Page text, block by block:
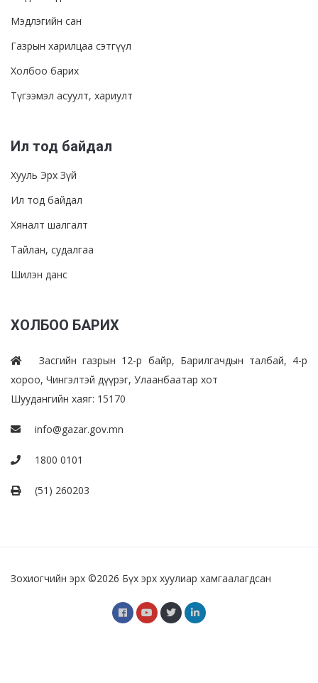
Мэдлэгийн сан
Газрын харилцаа сэтгүүл
Холбоо барих
Түгээмэл асуулт, хариулт
Ил тод байдал
Хууль Эрх Зүй
Ил тод байдал
Хяналт шалгалт
Тайлан, судалгаа
Шилэн данс
ХОЛБОО БАРИХ
Засгийн газрын 12-р байр, Барилгачдын талбай, 4-р
хороо, Чингэлтэй дүүрэг, Улаанбаатар хот
Шуудангийн хаяг: 15170
info@gazar.gov.mn
1800 0101
(51) 260203
Зохиогчийн эрх ©2026 Бүх эрх хуулиар хамгаалагдсан